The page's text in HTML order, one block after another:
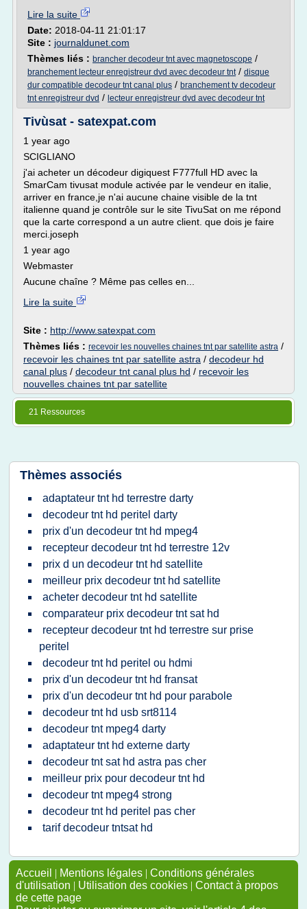
Lire la suite
Date: 2018-04-11 21:01:17
Site : journaldunet.com
Thèmes liés : brancher decodeur tnt avec magnetoscope /
branchement lecteur enregistreur dvd avec decodeur tnt/ disque
dur compatible decodeur tnt canal plus / branchement tv decodeur
tnt enregistreur dvd / lecteur enregistreur dvd avec decodeur tnt
Tivùsat - satexpat.com
1 year ago
SCIGLIANO
j'ai acheter un décodeur digiquest F777full HD avec la
SmarCam tivusat module activée par le vendeur en italie,
arriver en france,je n'ai aucune chaine visible de la tnt
italienne quand je contrôle sur le site TivuSat on me répond
que la carte correspond a un autre client. que dois je faire
merci.joseph
1 year ago
Webmaster
Aucune chaîne ? Même pas celles en...
Lire la suite
Site : http://www.satexpat.com
Thèmes liés : recevoir les nouvelles chaines tnt par satellite astra /
recevoir les chaines tnt par satellite astra / decodeur hd
canal plus / decodeur tnt canal plus hd / recevoir les
nouvelles chaines tnt par satellite
21 Ressources
Thèmes associés
adaptateur tnt hd terrestre darty
decodeur tnt hd peritel darty
prix d'un decodeur tnt hd mpeg4
recepteur decodeur tnt hd terrestre 12v
prix d un decodeur tnt hd satellite
meilleur prix decodeur tnt hd satellite
acheter decodeur tnt hd satellite
comparateur prix decodeur tnt sat hd
recepteur decodeur tnt hd terrestre sur prise
peritel
decodeur tnt hd peritel ou hdmi
prix d'un decodeur tnt hd fransat
prix d'un decodeur tnt hd pour parabole
decodeur tnt hd usb srt8114
decodeur tnt mpeg4 darty
adaptateur tnt hd externe darty
decodeur tnt sat hd astra pas cher
meilleur prix pour decodeur tnt hd
decodeur tnt mpeg4 strong
decodeur tnt hd peritel pas cher
tarif decodeur tntsat hd
Accueil | Mentions légales | Conditions générales
d'utilisation | Utilisation des cookies | Contact à propos
de cette page